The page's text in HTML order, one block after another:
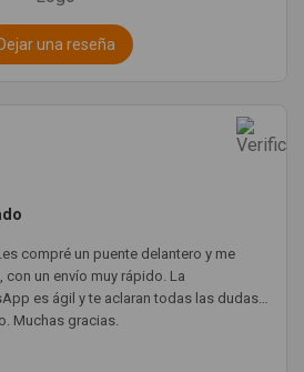
Dejar una reseña
compré un puente delantero y me
con un envío muy rápido. La
es ágil y te aclaran todas las dudas.
Muchas gracias.